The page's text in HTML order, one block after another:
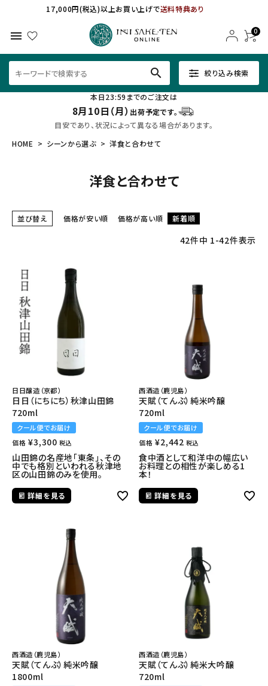
17,000円(税込)以上お買い上げで送料特典あり
menu 0
絞り込み検索
search
本日23:59までのご注文は
8月10日（月） 出荷予定です。
目安であり、状況によって異なる場合があります。
HOME
シーンから選ぶ 洋食と合わせて
洋食と合わせて
並び替え 価格が安い順 価格が高い順 新着順
42件中 1-42件表示
日日醸造（京都）
日日（にちにち）秋津山田錦
720ml
クール便でお届け
価格 ¥3,300 税込
山田錦の名産地「東条」、その
中でも格別といわれる秋津地
区の山田錦のみを使用。
詳細を見る
西酒造（鹿児島）
天賦（てんぶ）純米吟醸
720ml
クール便でお届け
価格 ¥2,442 税込
食中酒として和洋中の幅広い
お料理との相性が楽しめる1
本！
詳細を見る
西酒造（鹿児島）
天賦（てんぶ）純米吟醸
1800ml
西酒造（鹿児島）
天賦（てんぶ）純米大吟醸
720ml